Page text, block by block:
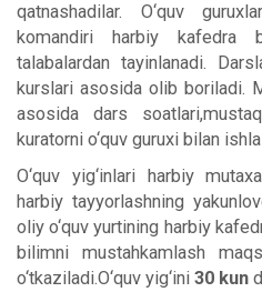
qatnashadilar. O‘quv
komandiri harbiy kafedra
talabalardan tayinlanadi.
kurslari asosida olib boriladi.
asosida dars
kuratorni o‘quv guruxi bilan
O‘quv yig‘inlari harbiy
harbiy tayyorlashning
oliy o‘quv yurtining harbiy
bilimni mustahkamlash
o‘tkaziladi.O‘quv yig‘ini 30 kun